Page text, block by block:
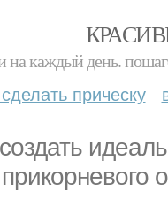
на каждый день.
прическу